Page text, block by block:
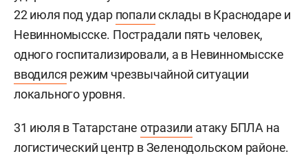
22 июля под удар попалисклады в Краснодаре и
Невинномысске. Пострадали пять человек,
одного госпитализировали, а в Невинномысске
вводился режим чрезвычайной ситуации
локального уровня.
31 июля в Татарстане отразили атаку БПЛА на
логистический центр в Зеленодольском районе.